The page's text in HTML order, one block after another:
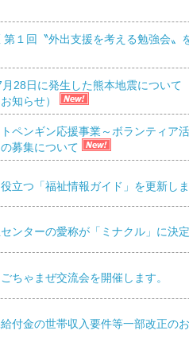
ター
第１回〝外出支援を考える勉強会〟
28日に発生した熊本地震について
知らせ）
ペンギン応援事業～ボランティア
募集について
役立つ「福祉情報ガイド」を更新し
ンターの愛称が「ミナクル」に決
ちゃまぜ交流会を開催します。
付金の世帯収入要件等一部改正の